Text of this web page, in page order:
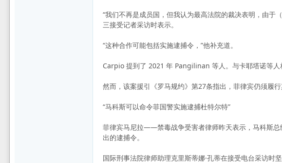
“我们不再是成员国，但我认为最高法院的裁决表明，由于
三接受记者采访时表示。
“这种合作可能包括实施逮捕令，”他补充道。
Carpio 提到了 2021 年 Pangilinan 等人。与卡耶塔诺等人
然而，该案援引《罗马规约》第27条指出，菲律宾仍须履
“马科斯可以命令菲国警实施逮捕杜特尔特”
菲律宾马尼拉——禁毒战争受害者律师昨天表示，马科斯
出的逮捕令。
国际刑事法院律师助理克里斯蒂娜·孔蒂在接受电台采访时